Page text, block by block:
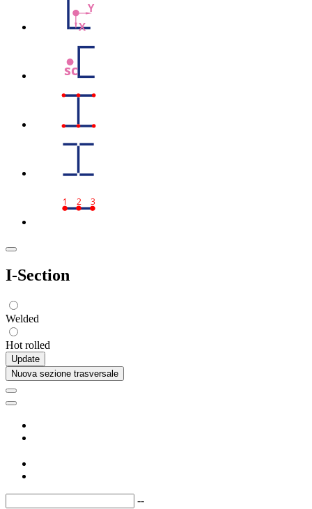
Y
X
sc
1 2 3
I-Section
Welded
Hot rolled
Update
Nuova sezione trasversale
--